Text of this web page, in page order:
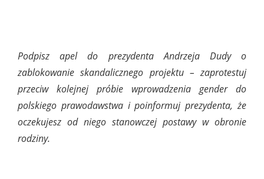
Podpisz apel do prezydenta Andrzeja Dudy o
zablokowanie skandalicznego projektu – zaprotestuj
przeciw kolejnej próbie wprowadzenia gender do
polskiego prawodawstwa i poinformuj prezydenta, że
oczekujesz od niego stanowczej postawy w obronie
rodziny.